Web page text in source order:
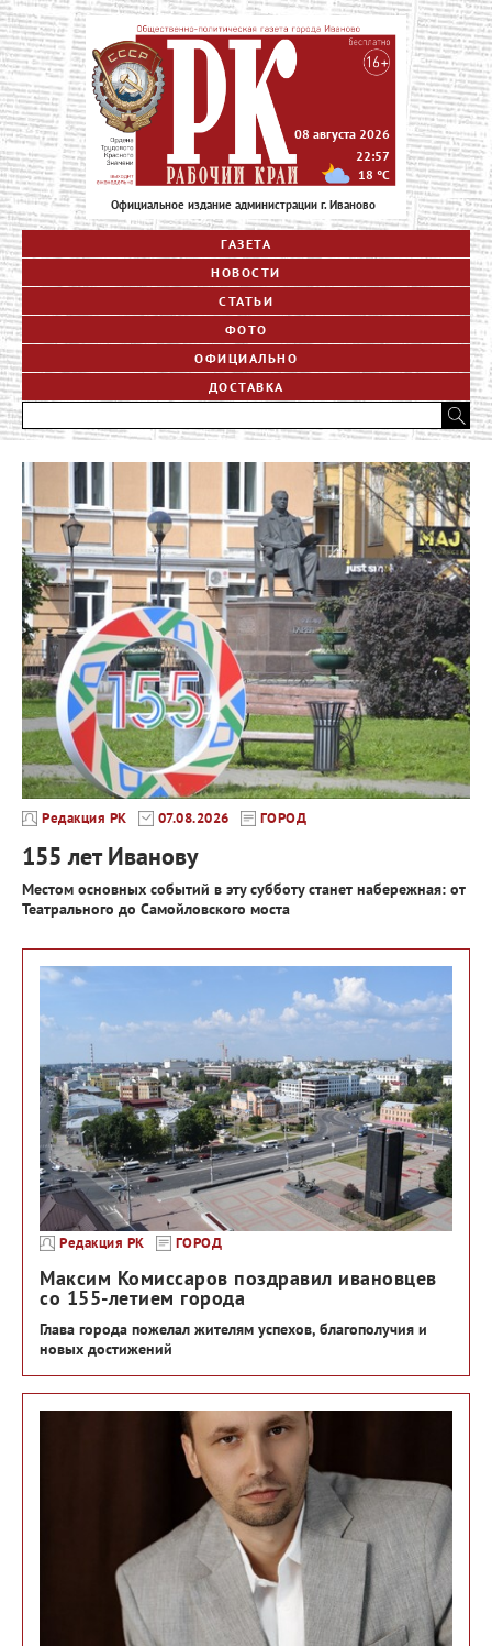
Официальное издание администрации г. Иваново
08 августа 2026
22:57
18 °C
ГАЗЕТА
НОВОСТИ
СТАТЬИ
ФОТО
ОФИЦИАЛЬНО
ДОСТАВКА
Редакция РК 07.08.2026 ГОРОД
155 лет Иванову
Местом основных событий в эту субботу станет набережная: от
Театрального до Самойловского моста
Редакция РК ГОРОД
Максим Комиссаров поздравил ивановцев
со 155-летием города
Глава города пожелал жителям успехов, благополучия и
новых достижений